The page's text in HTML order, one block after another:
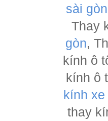
sài gòn
Thay
gòn,
kính ô
kính ô
kính
thay